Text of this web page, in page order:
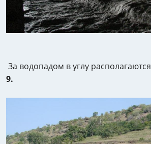
За водопадом в углу располагаются
9.